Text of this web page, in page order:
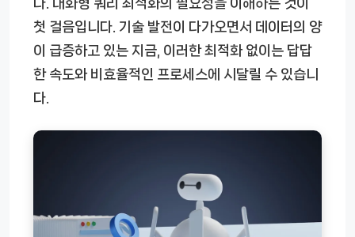
다. 대화형 쿼리 최적화의 필요성을 이해하는 것이
첫 걸음입니다. 기술 발전이 다가오면서 데이터의 양
이 급증하고 있는 지금, 이러한 최적화 없이는 답답
한 속도와 비효율적인 프로세스에 시달릴 수 있습니
다.